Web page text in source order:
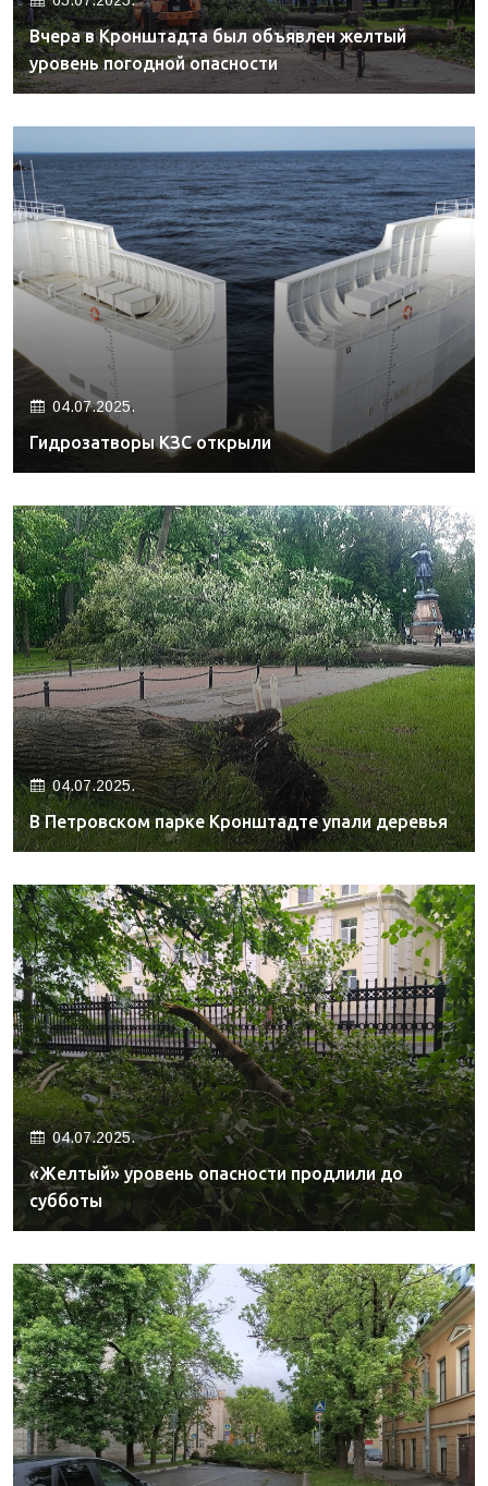
Вчера в Кронштадта был объявлен желтый
уровень погодной опасности
04.07.2025.
Гидрозатворы КЗС открыли
04.07.2025.
В Петровском парке Кронштадте упали деревья
04.07.2025.
«Желтый» уровень опасности продлили до
субботы